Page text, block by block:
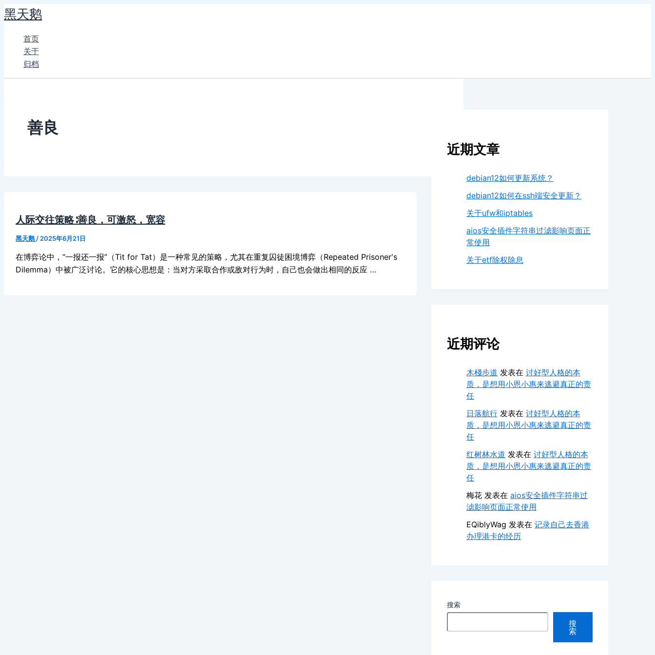
跳
至
黑天鹅
首页
关于
归档
善良
人际交往策略∶善良，可激怒，宽容
黑天鹅 / 2025年6月21日
在博弈论中，“一报还一报”（Tit for Tat）是一种常见的策略，尤其在重复囚徒困境博弈（Repeated Prisoner's
Dilemma）中被广泛讨论。它的核心思想是：当对方采取合作或敌对行为时，自己也会做出相同的反应 …
近期文章
debian12如何更新系统？
debian12如何在ssh端安全更新？
关于ufw和iptables
aios安全插件字符串过滤影响页面正
常使用
关于etf除权除息
近期评论
木棧步道 发表在 讨好型人格的本
质，是想用小恩小惠来逃避真正的责
任
日落航行 发表在 讨好型人格的本
质，是想用小恩小惠来逃避真正的责
任
红树林水道 发表在 讨好型人格的本
质，是想用小恩小惠来逃避真正的责
任
梅花 发表在 aios安全插件字符串过
滤影响页面正常使用
EQiblyWag 发表在 记录自己去香港
办理港卡的经历
搜索
搜
索